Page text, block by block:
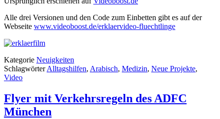
Alle drei Versionen und den Code zum Einbetten gibt es auf der
Webseite www.videoboost.de/erklaervideo-fluechtlinge
Kategorie Neuigkeiten
SchlagwörterAlltagshilfen, Arabisch, Medizin, Neue Projekte,
Video
Flyer mit Verkehrsregeln des ADFC
München